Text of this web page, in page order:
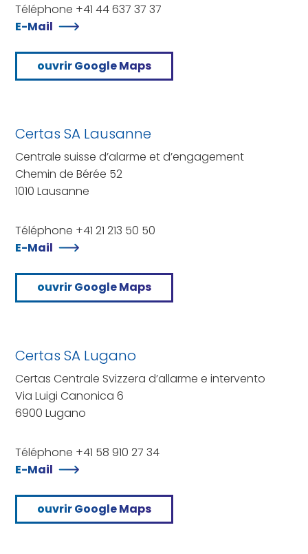
Téléphone +41 44 637 37 37
E-Mail
ouvrir Google Maps
Certas SA Lausanne
Centrale suisse d’alarme et d’engagement
Chemin de Bérée 52
1010 Lausanne
Téléphone +41 21 213 50 50
E-Mail
ouvrir Google Maps
Certas SA Lugano
Certas Centrale Svizzera d’allarme e intervento
Via Luigi Canonica 6
6900 Lugano
Téléphone +41 58 910 27 34
E-Mail
ouvrir Google Maps